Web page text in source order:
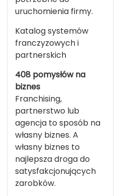
uruchomienia firmy.
Katalog systemów
franczyzowych i
partnerskich
408 pomysłów na
biznes
Franchising,
partnerstwo lub
agencja to sposób na
własny biznes. A
własny biznes to
najlepsza droga do
satysfakcjonujących
zarobków.